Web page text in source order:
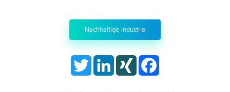
Produktion im Rein- und
Trockenraum
Nachhaltige Industrie
T
L
n
X
N